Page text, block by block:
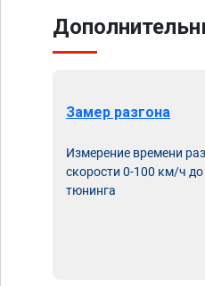
Замер разгона
Измерение времени
скорости 0-100 км/ч до
тюнинга